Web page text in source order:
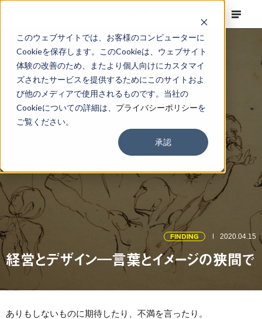
このウェブサイトでは、お客様のコンピューターに
Cookieを保存します。このCookieは、ウェブサイト
体験の改善のため、またより個人向けにカスタマイ
ズされたサービスを提供するためにこのサイトおよ
び他のメディアで使用されるものです。当社の
Cookieについての詳細は、 プライバシーポリシーを
ご覧ください。
承認
FINDING 2020.04.15
経営とデザイン―言葉とイメージの狭間で
ありもしないものに期待したり、不満を言ったり。